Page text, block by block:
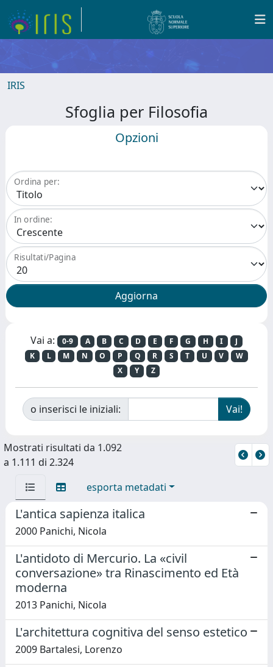
IRIS
Sfoglia per Filosofia
Opzioni
Ordina per:
In ordine:
Risultati/Pagina
Vai a: 0-9 A B C D E F G H I
J
K
L M N O P Q R S T U V
W
X
Y Z
o inserisci le iniziali:
Mostrati risultati da 1.092
a 1.111 di 2.324
esporta metadati
L'antica sapienza italica
2000 Panichi, Nicola
L'antidoto di Mercurio. La «civil
conversazione» tra Rinascimento ed Età
moderna
2013 Panichi, Nicola
L'architettura cognitiva del senso estetico
2009 Bartalesi, Lorenzo